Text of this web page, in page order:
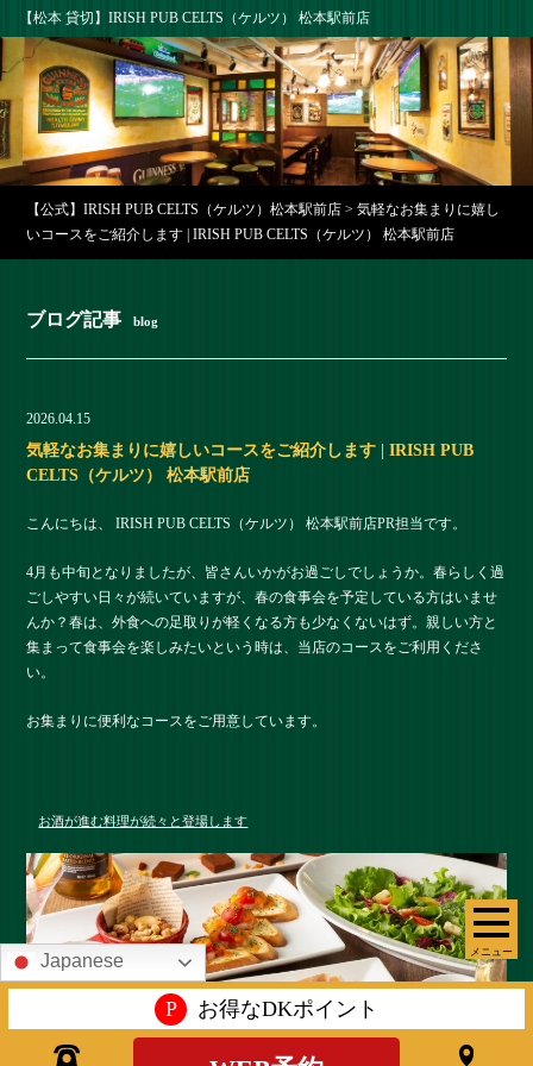
【松本 貸切】IRISH PUB CELTS（ケルツ） 松本駅前店
メニュー
【公式】IRISH PUB CELTS（ケルツ）松本駅前店 >気軽なお集まりに嬉し
いコースをご紹介します | IRISH PUB CELTS（ケルツ） 松本駅前店
ブログ記事 blog
2026.04.15
気軽なお集まりに嬉しいコースをご紹介します | IRISH PUB
CELTS（ケルツ） 松本駅前店
こんにちは、 IRISH PUB CELTS（ケルツ） 松本駅前店PR担当です。
4月も中旬となりましたが、皆さんいかがお過ごしでしょうか。春らしく過
ごしやすい日々が続いていますが、春の食事会を予定している方はいませ
んか？春は、外食への足取りが軽くなる方も少なくないはず。親しい方と
集まって食事会を楽しみたいという時は、当店のコースをご利用くださ
い。
お集まりに便利なコースをご用意しています。
お酒が進む料理が続々と登場します
Japanese
P お得なDKポイント